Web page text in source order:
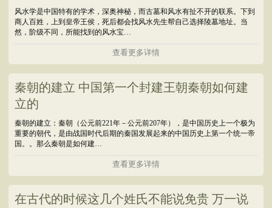
风水学是中国特有的学术，深奥神秘，而古墓和风水有扯不开的联系。下到
商人百姓，上到皇帝王侯，死后都会找风水先生帮自己选择陵墓地址。当
然，阶级不同，所能找到的风水宝…
查看更多详情
秦朝的建立 中国第一个封建王朝秦朝如何建
立的
秦朝的建立：秦朝（公元前221年－公元前207年），是中国历史上一个极为
重要的朝代，是由战国时代后期的秦国发展起来的中国历史上第一个统一帝
国。。那么秦朝是如何建…
查看更多详情
在古代的时候这几个姓氏不能说免贵 万一说